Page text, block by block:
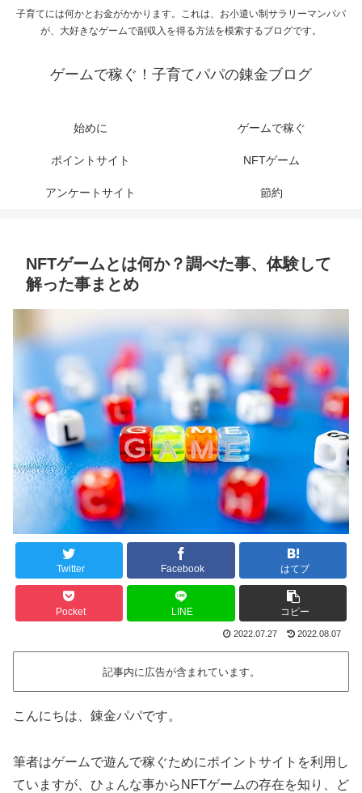
子育てには何かとお金がかかります。これは、お小遣い制サラリーマンパパ
が、大好きなゲームで副収入を得る方法を模索するブログです。
ゲームで稼ぐ！子育てパパの錬金ブログ
始めに ゲームで稼ぐ
ポイントサイト NFTゲーム
アンケートサイト 節約
NFTゲームとは何か？調べた事、体験して
解った事まとめ
Twitter Facebook はてブ
Pocket LINE コピー
2022.07.27 2022.08.07
記事内に広告が含まれています。
こんにちは、錬金パパです。
筆者はゲームで遊んで稼ぐためにポイントサイトを利用し
ていますが、ひょんな事からNFTゲームの存在を知り、ど